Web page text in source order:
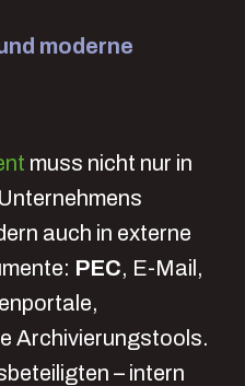
moderne
muss nicht nur in
auch in externe
PEC, E-Mail,
Archivierungstools.
– intern